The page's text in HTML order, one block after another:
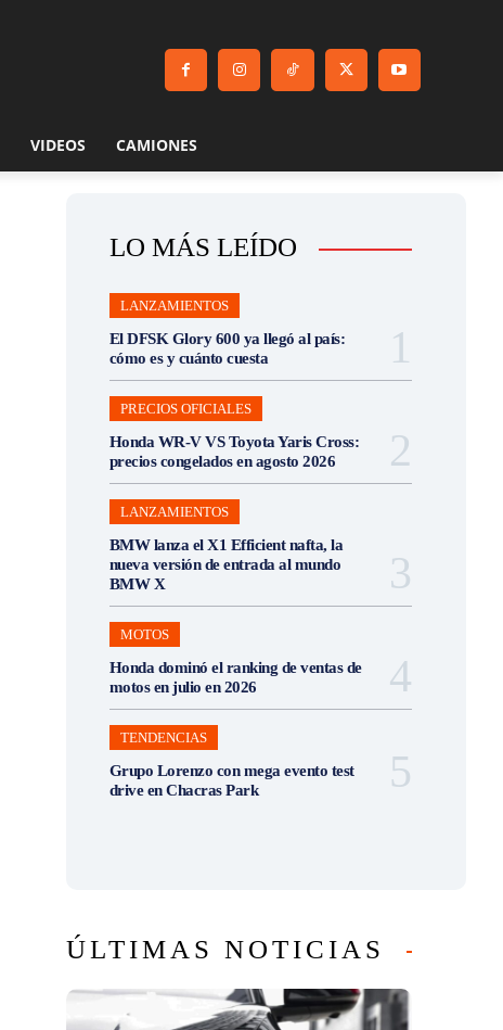
VIDEOS CAMIONES
LO MÁS LEÍDO
LANZAMIENTOS
El DFSK Glory 600 ya llegó al país:
cómo es y cuánto cuesta
PRECIOS OFICIALES
Honda WR-V VS Toyota Yaris Cross:
precios congelados en agosto 2026
LANZAMIENTOS
BMW lanza el X1 Efficient nafta, la
nueva versión de entrada al mundo
BMW X
MOTOS
Honda dominó el ranking de ventas de
motos en julio en 2026
TENDENCIAS
Grupo Lorenzo con mega evento test
drive en Chacras Park
ÚLTIMAS NOTICIAS